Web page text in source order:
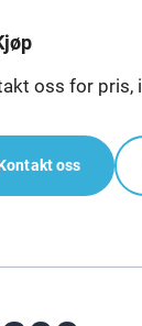
oss for pris,
oss